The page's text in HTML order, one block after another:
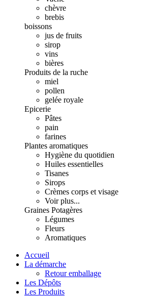
chèvre
brebis
boissons
jus de fruits
sirop
vins
bières
Produits de la ruche
miel
pollen
gelée royale
Epicerie
Pâtes
pain
farines
Plantes aromatiques
Hygiène du quotidien
Huiles essentielles
Tisanes
Sirops
Crèmes corps et visage
Voir plus...
Graines Potagères
Légumes
Fleurs
Aromatiques
Accueil
La démarche
Retour emballage
Les Dépôts
Les Produits